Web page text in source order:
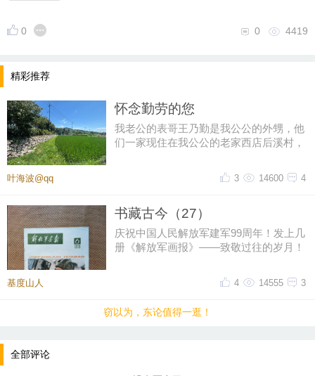
0 4419
0
精彩推荐
怀念勤劳的您
我老公的表哥王乃勤是我公公的外甥，他
们一家现住在我公公的老家西店后溪村，
叶海波@qq 4
14600
3
书藏古今（27）
庆祝中国人民解放军建军99周年！发上几
册《解放军画报》——致敬过往的岁月！
基度山人 3
14555
4
窃以为，东论值得一逛！
全部评论